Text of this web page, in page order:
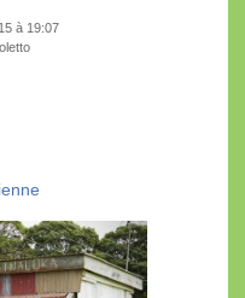
à 19:07